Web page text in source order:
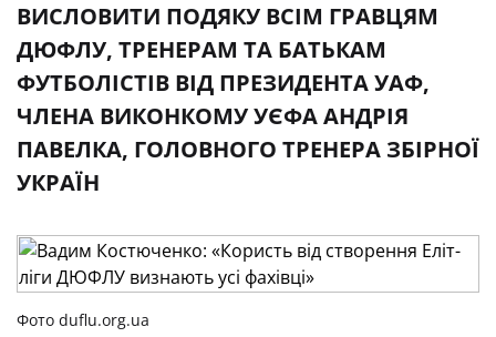
ВИСЛОВИТИ ПОДЯКУ ВСІМ ГРАВЦЯМ
ДЮФЛУ, ТРЕНЕРАМ ТА БАТЬКАМ
ФУТБОЛІСТІВ ВІД ПРЕЗИДЕНТА УАФ,
ЧЛЕНА ВИКОНКОМУ УЄФА АНДРІЯ
ПАВЕЛКА, ГОЛОВНОГО ТРЕНЕРА ЗБІРНОЇ
УКРАЇН
Фото duflu.org.ua